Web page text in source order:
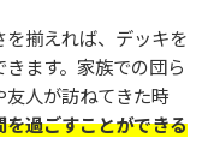
揃えれば、デッキを
ます。家族での団ら
人が訪ねてきた時
過ごすことができる